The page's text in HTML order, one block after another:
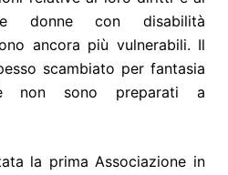
donne con disabilità
ancora più vulnerabili. Il
scambiato per fantasia
non sono preparati a
la prima Associazione in